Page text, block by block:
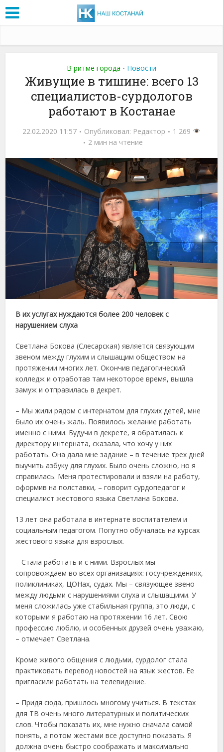
В ритме города • Новости
Живущие в тишине: всего 13
специалистов-сурдологов
работают в Костанае
22.02.2020 11:57 Опубликовал: Редактор
1 269
2 мин на чтение
В их услугах нуждаются более 200 человек с
нарушением слуха
Светлана Бокова (Слесарская) является связующим
звеном между глухим и слышащим обществом на
протяжении многих лет. Окончив педагогический
колледж и отработав там некоторое время, вышла
замуж и отправилась в декрет.
– Мы жили рядом с интернатом для глухих детей, мне
было их очень жаль. Появилось желание работать
именно с ними. Будучи в декрете, я обратилась к
директору интерната, сказала, что хочу у них
работать. Она дала мне задание – в течение трех дней
выучить азбуку для глухих. Было очень сложно, но я
справилась. Меня протестировали и взяли на работу,
оформив на полставки, – говорит сурдопедагог и
специалист жестового языка Светлана Бокова.
13 лет она работала в интернате воспитателем и
социальным педагогом. Попутно обучалась на курсах
жестового языка для взрослых.
– Стала работать и с ними. Взрослых мы
сопровождаем во всех организациях: госучреждениях,
поликлиниках, ЦОНах, судах. Мы – связующее звено
между людьми с нарушениями слуха и слышащими. У
меня сложилась уже стабильная группа, это люди, с
которыми я работаю на протяжении 16 лет. Свою
профессию люблю, и особенных друзей очень уважаю,
– отмечает Светлана.
Кроме живого общения с людьми, сурдолог стала
практиковать перевод новостей на язык жестов. Ее
пригласили работать на телевидение.
– Придя сюда, пришлось многому учиться. В текстах
для ТВ очень много литературных и политических
слов. Чтобы показать их, мне нужно сначала самой
понять, а потом жестами все доступно показать. Я
должна очень быстро соображать и максимально